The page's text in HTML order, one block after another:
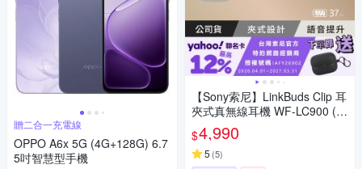
贈二合一充電線
OPPO A6x 5G (4G+128G) 6.7
5吋智慧型手機
【Sony索尼】LinkBuds Clip 耳
夾式真無線耳機 WF-LC900 (公
司貨 保固12+6個月)
$4,990
5 (5)